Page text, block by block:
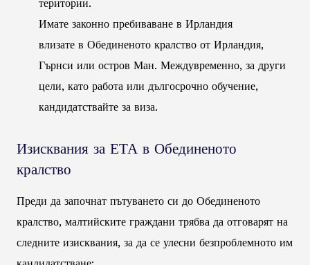
територии.
Имате законно пребиваване в Ирландия
влизате в Обединеното кралство от Ирландия,
Гърнси или остров Ман. Междувременно, за други
цели, като работа или дългосрочно обучение,
кандидатствайте за виза.
Изисквания за ЕТА в Обединеното
кралство
Преди да започнат пътуването си до Обединеното
кралство, малтийските граждани трябва да отговарят на
следните изисквания, за да се улесни безпроблемното им